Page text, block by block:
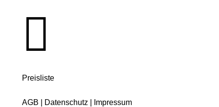

Preisliste
AGB Datenschutz Impressum